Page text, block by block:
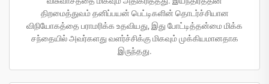
திறமைத்துவம் தனிப்பயன் பெட்டிகளின் தொடர்ச்சியான
விநியோகத்தை பராமரிக்க உதவியது, இது போட்டித்தன்மை மிக்க
சந்தையில் அவர்களது வளர்ச்சிக்கு மிகவும் முக்கியமானதாக
இருந்தது.